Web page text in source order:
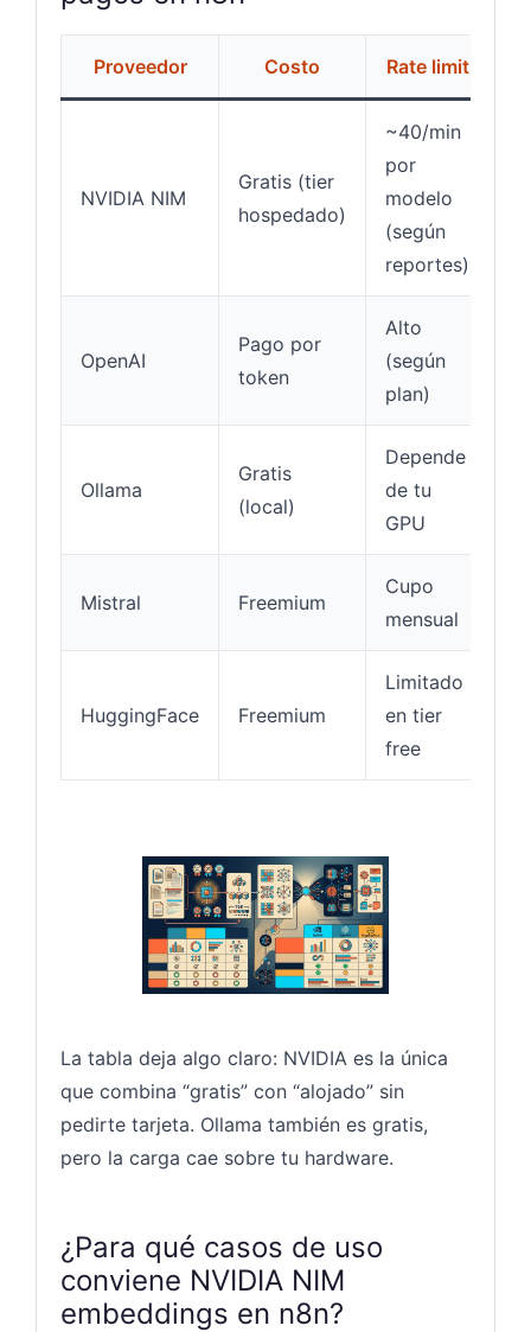
Proveedor Costo Rate limit
NVIDIA NIM
Gratis (tier
hospedado)
~40/min
por
modelo
(según
reportes)
OpenAI
Pago por
token
Alto
(según
plan)
Ollama
Gratis
(local)
Depende
de tu
GPU
Mistral Freemium
Cupo
mensual
HuggingFace Freemium
Limitado
en tier
free
La tabla deja algo claro: NVIDIA es la única
que combina “gratis” con “alojado” sin
pedirte tarjeta. Ollama también es gratis,
pero la carga cae sobre tu hardware.
¿Para qué casos de uso
conviene NVIDIA NIM
embeddings en n8n?